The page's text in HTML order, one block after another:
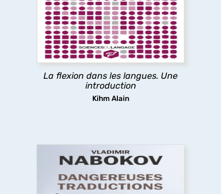
La flexion dans les langues. Une
introduction
Kihm Alain
L’ouvrage décrit et analyse les mécanismes de
conjugaison des langues naturelles, explore leurs
significations, expose les théories les
concernant, spécule sur leur émergence et leur
apprentissage.
découvrir